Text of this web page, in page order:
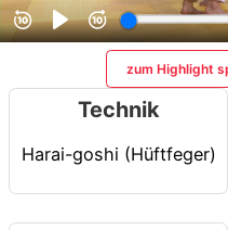
zum Highlight
Technik
Harai-goshi (Hüftfeger)